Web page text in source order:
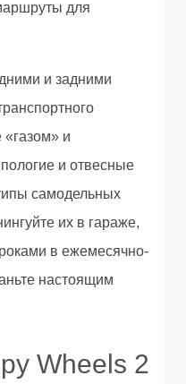
для
и задними
«газом» и
и отвесные
самодельных
их в гараже,
в ежемесячно-
настоящим
Wheels 2